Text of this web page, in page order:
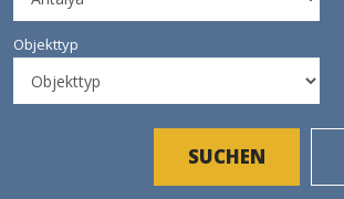
Objekttyp
SUCHEN